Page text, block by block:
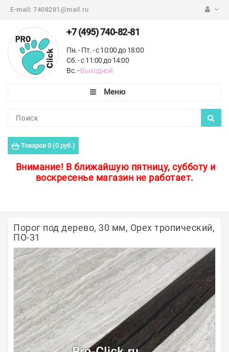
E-mail: 7408281@mail.ru
+7 (495) 740-82-81
Пн. - Пт. - с 10:00 до 18:00
Сб. - с 11:00 до 14:00
Вс. -Выходной
Товаров 0 (0 руб.)
Внимание! В ближайшую пятницу, субботу и
воскресенье магазин не работает.
Пороги для пола
Защитные уголки
Полосы из металла
Плинтуса
Профили для стекла и SPC
Обводы для труб
Алюминиевые профили
Крепёж и крепления
Порог под дерево, 30 мм, Орех тропический,
ПО-31